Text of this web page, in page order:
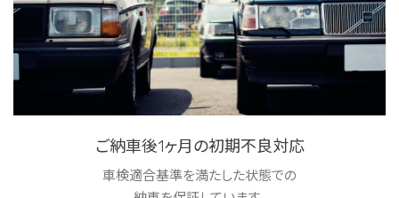
ご納車後1ヶ月の初期不良対応
車検適合基準を満たした状態での